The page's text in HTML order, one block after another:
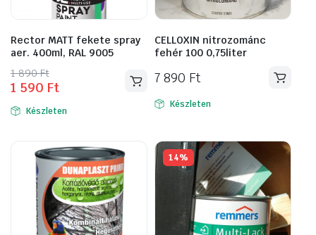
Rector MATT fekete spray
aer. 400ml, RAL 9005
1 890Ft
Original
price
was:
1 590 Ft
Current
price
is: Készleten
CELLOXIN nitrozománc
fehér 100 0,75liter
7 890 Ft
Készleten
14%